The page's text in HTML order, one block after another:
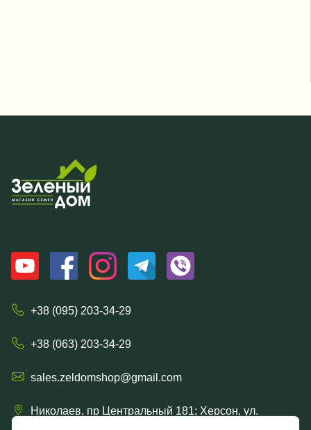
+38 (095) 203-34-29
+38 (063) 203-34-29
sales.zeldomshop@gmail.com
Николаев, пр Центральный 181; Херсон, ул.